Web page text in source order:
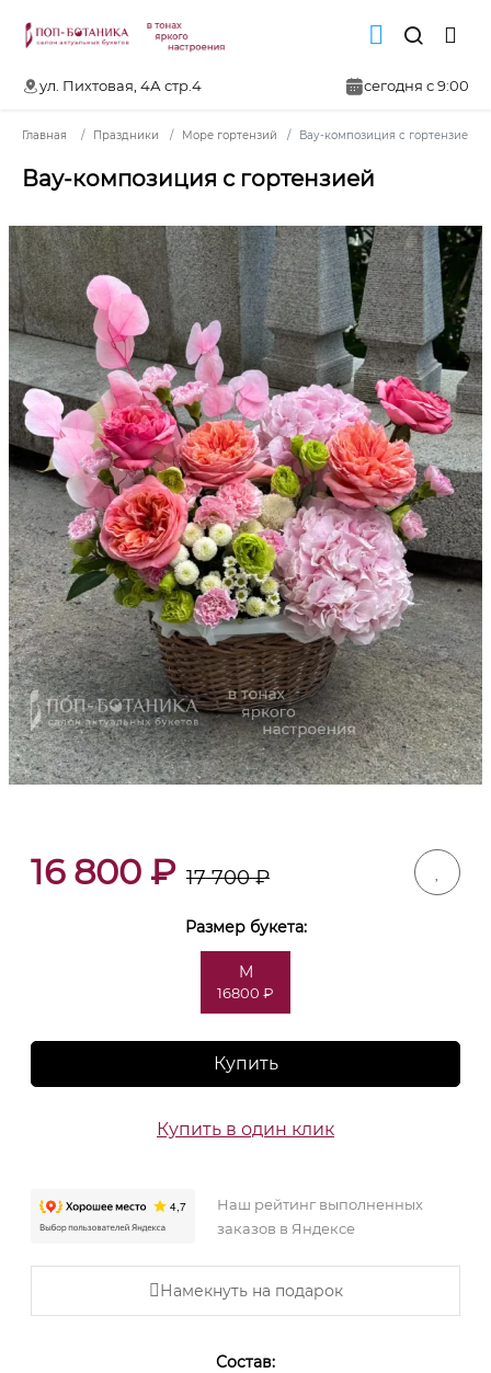
ул. Пихтовая, 4А стр.4 сегодня с 9:00
Главная Праздники Море гортензий Вау-композиция с гортензией
Вау-композиция с гортензией
16 800 ₽ 17 700₽
Размер букета:
M
16800 ₽
Купить
Купить в один клик
Наш рейтинг выполненных
заказов в Яндексе
Намекнуть на подарок
Состав: